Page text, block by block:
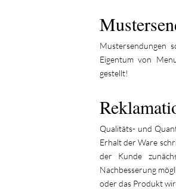
Mustersendungen
Eigentum von
gestellt!
Qualitäts- und
Erhalt der Ware
der Kunde
Nachbesserung
oder das Produkt